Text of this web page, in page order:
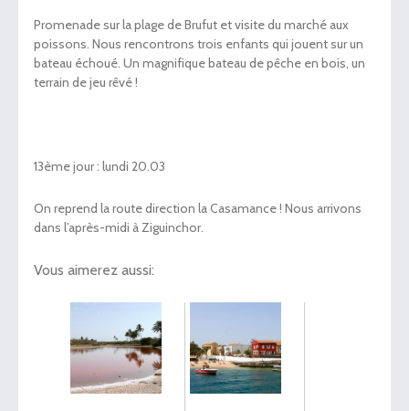
Promenade sur la plage de Brufut et visite du marché aux
poissons. Nous rencontrons trois enfants qui jouent sur un
bateau échoué. Un magnifique bateau de pêche en bois, un
terrain de jeu rêvé !
13èmejour : lundi 20.03
On reprend la route direction la Casamance ! Nous arrivons
dans l’après-midi à Ziguinchor.
Vous aimerez aussi: